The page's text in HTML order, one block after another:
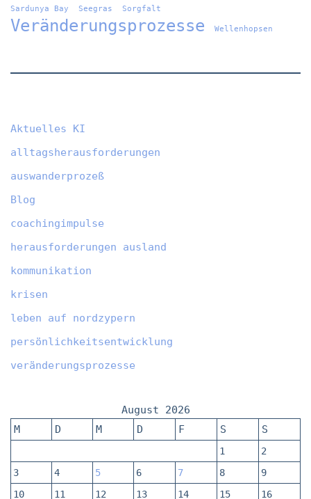
Sardunya Bay Seegras Sorgfalt
Veränderungsprozesse Wellenhopsen
Aktuelles KI
alltagsherausforderungen
auswanderprozeß
Blog
coachingimpulse
herausforderungen ausland
kommunikation
krisen
leben auf nordzypern
persönlichkeitsentwicklung
veränderungsprozesse
August 2026
M
D M D F S S
1
2
3
4 5 6 7 8
9
10
11 12 13 14 15 16